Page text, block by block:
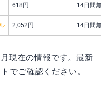
618円 14日間無料
2,052円 14日間無料
現在の情報です。最新
でご確認ください。